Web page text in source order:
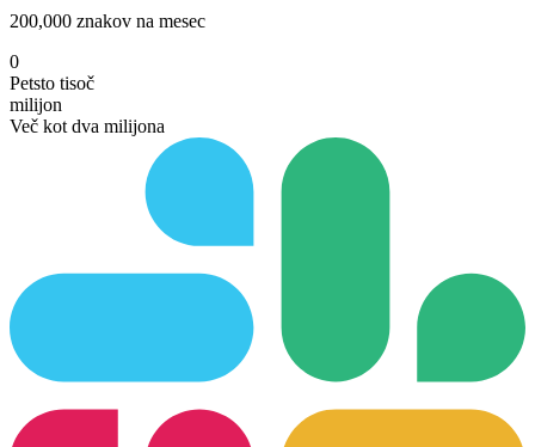
200,000 znakov na mesec
0
Petsto tisoč
milijon
Več kot dva milijona